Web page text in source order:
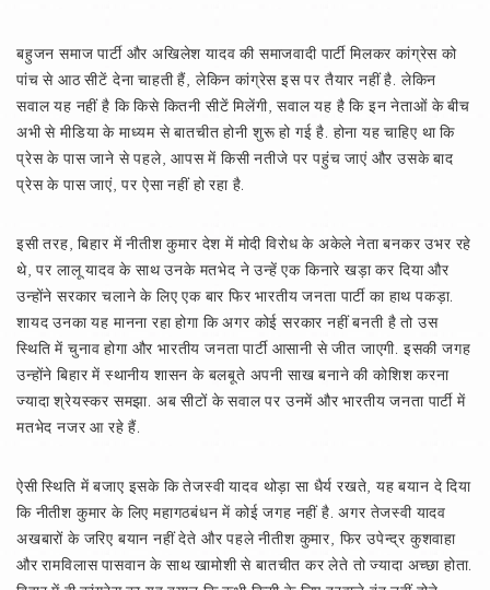
बहुजन समाज पार्टी और अखिलेश यादव की समाजवादी पार्टी मिलकर कांग्रेस को
पांच से आठ सीटें देना चाहती हैं, लेकिन कांग्रेस इस पर तैयार नहीं है. लेकिन
सवाल यह नहीं है कि किसे कितनी सीटें मिलेंगी, सवाल यह है कि इन नेताओं के बीच
अभी से मीडिया के माध्यम से बातचीत होनी शुरू हो गई है. होना यह चाहिए था कि
प्रेस के पास जाने से पहले, आपस में किसी नतीजे पर पहुंच जाएं और उसके बाद
प्रेस के पास जाएं, पर ऐसा नहीं हो रहा है.
इसी तरह, बिहार में नीतीश कुमार देश में मोदी विरोध के अकेले नेता बनकर उभर रहे
थे, पर लालू यादव के साथ उनके मतभेद ने उन्हें एक किनारे खड़ा कर दिया और
उन्होंने सरकार चलाने के लिए एक बार फिर भारतीय जनता पार्टी का हाथ पकड़ा.
शायद उनका यह मानना रहा होगा कि अगर कोई सरकार नहीं बनती है तो उस
स्थिति में चुनाव होगा और भारतीय जनता पार्टी आसानी से जीत जाएगी. इसकी जगह
उन्होंने बिहार में स्थानीय शासन के बलबूते अपनी साख बनाने की कोशिश करना
ज्यादा श्रेयस्कर समझा. अब सीटों के सवाल पर उनमें और भारतीय जनता पार्टी में
मतभेद नजर आ रहे हैं.
ऐसी स्थिति में बजाए इसके कि तेजस्वी यादव थोड़ा सा धैर्य रखते, यह बयान दे दिया
कि नीतीश कुमार के लिए महागठबंधन में कोई जगह नहीं है. अगर तेजस्वी यादव
अखबारों के जरिए बयान नहीं देते और पहले नीतीश कुमार, फिर उपेन्द्र कुशवाहा
और रामविलास पासवान के साथ खामोशी से बातचीत कर लेते तो ज्यादा अच्छा होता.